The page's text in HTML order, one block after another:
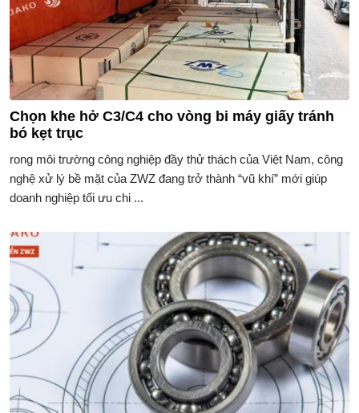
​​Chọn khe hở C3/C4 cho vòng bi máy giấy tránh
bó kẹt trục
rong môi trường công nghiệp đầy thử thách của Việt Nam, công
nghệ xử lý bề mặt của ZWZ đang trở thành “vũ khí” mới giúp
doanh nghiệp tối ưu chi ...